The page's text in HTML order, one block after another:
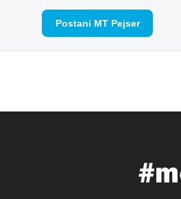
Postani MT Pejser